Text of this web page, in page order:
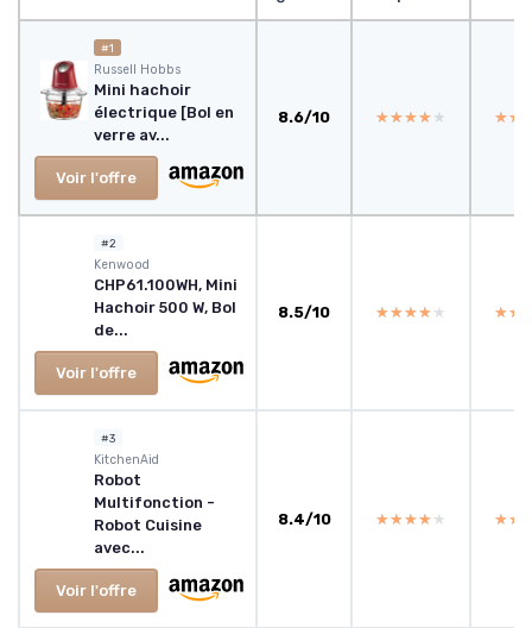
#1
‎Russell Hobbs
Mini hachoir
électrique [Bol en
verre av...
Voir l'offre
8.6/10 ★★★★★
★★★★★
#2
Kenwood
CHP61.100WH, Mini
Hachoir 500 W, Bol
de...
Voir l'offre
8.5/10 ★★★★★
★★★★★
#3
KitchenAid
Robot
Multifonction -
Robot Cuisine
avec...
Voir l'offre
8.4/10 ★★★★★
★★★★★